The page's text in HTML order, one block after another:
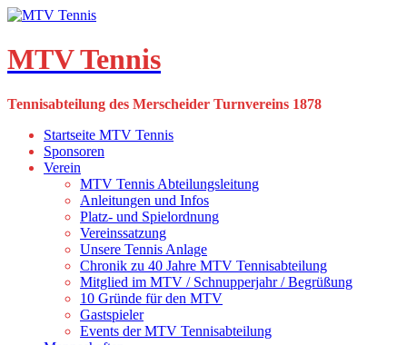
Skip
content
MTV Tennis
Tennisabteilung des Merscheider Turnvereins 1878
Startseite MTV Tennis
Sponsoren
Verein
MTV Tennis Abteilungsleitung
Anleitungen und Infos
Platz- und Spielordnung
Vereinssatzung
Unsere Tennis Anlage
Chronik zu 40 Jahre MTV Tennisabteilung
Mitglied im MTV / Schnupperjahr / Begrüßung
10 Gründe für den MTV
Gastspieler
Events der MTV Tennisabteilung